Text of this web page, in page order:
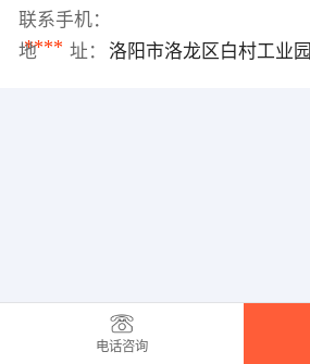
联系手机：
****
地 址： 洛阳市洛龙区白村工业园
电话咨询